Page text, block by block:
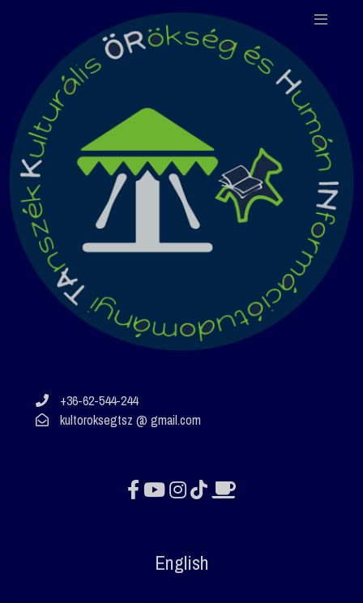
+36-62-544-244
kultoroksegtsz @ gmail.com
English